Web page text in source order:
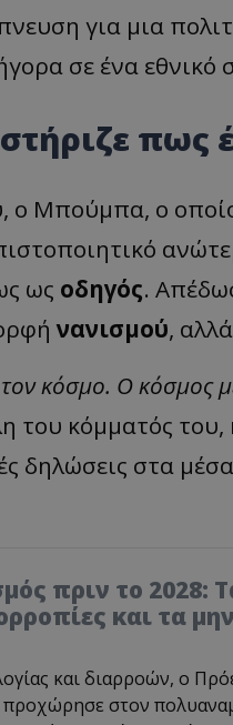
για μια
σε ένα εθνικό
πως
ο Μπούμπα, ο
ως οδηγός.
νανισμού,
τον κόσμο. Ο
του κόμματός
δηλώσεις στα
πριν το 2028:
και τα
και διαρροών, ο
προχώρησε στον